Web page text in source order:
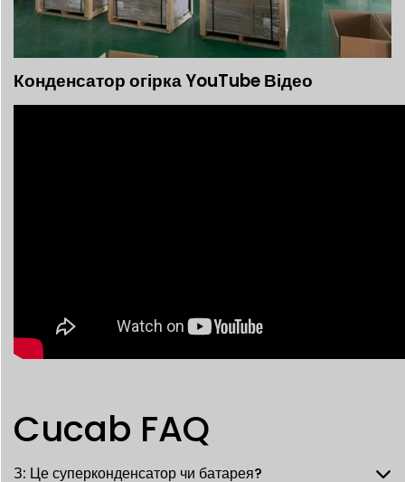
Конденсатор огірка YouTube Відео
Cucab FAQ
З: Це суперконденсатор чи батарея?